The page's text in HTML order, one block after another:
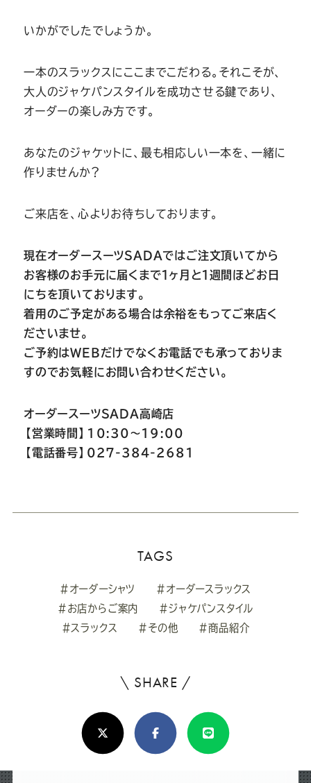
いかがでしたでしょうか。
一本のスラックスにここまでこだわる。それこそが、
大人のジャケパンスタイルを成功させる鍵であり、
オーダーの楽しみ方です。
あなたのジャケットに、最も相応しい一本を、一緒に
作りませんか？
ご来店を、心よりお待ちしております。
現在オーダースーツSADAではご注文頂いてから
お客様のお手元に届くまで１ヶ月と１週間ほどお日
にちを頂いております。
着用のご予定がある場合は余裕をもってご来店く
ださいませ。
ご予約はWEBだけでなくお電話でも承っておりま
すのでお気軽にお問い合わせください。
オーダースーツSADA高崎店
【営業時間】10:30～19:00
【電話番号】027-384-2681
TAGS
#オーダーシャツ
#オーダースラックス
#お店からご案内
#ジャケパンスタイル
#スラックス
#その他 #商品紹介
\ SHARE /
ろ
し
け
X(Twitter)FacebookLine